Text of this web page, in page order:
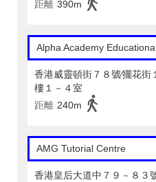
距離 390m
Alpha Academy
香港威靈頓街７８號∕擺花
樓１－４室
距離 240m
AMG Tutorial Centre
香港皇后大道中７９－８３